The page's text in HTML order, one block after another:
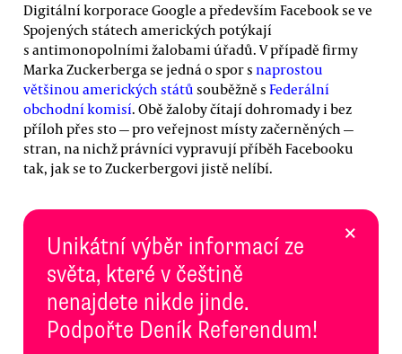
Digitální korporace Google a především Facebook se ve
Spojených státech amerických potýkají
s antimonopolními žalobami úřadů. V případě firmy
Marka Zuckerberga se jedná o spor s naprostou
většinou amerických států souběžně s Federální
obchodní komisí. Obě žaloby čítají dohromady i bez
příloh přes sto — pro veřejnost místy začerněných —
stran, na nichž právníci vypravují příběh Facebooku
tak, jak se to Zuckerbergovi jistě nelíbí.
Unikátní výběr informací ze
světa, které v češtině
nenajdete nikde jinde.
Podpořte Deník Referendum!
×